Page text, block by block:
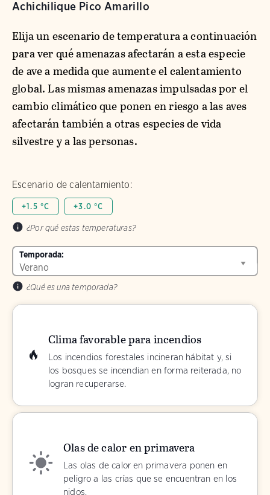
Achichilique Pico Amarillo
Elija un escenario de temperatura a continuación
para ver qué amenazas afectarán a esta especie
de ave a medida que aumente el calentamiento
global. Las mismas amenazas impulsadas por el
cambio climático que ponen en riesgo a las aves
afectarán también a otras especies de vida
silvestre y a las personas.
Escenario de calentamiento:
+1.5 °C +3.0 °C
¿Por qué estas temperaturas?
Temporada:
¿Qué es una temporada?
Clima favorable para incendios
Los incendios forestales incineran hábitat y, si
los bosques se incendian en forma reiterada, no
logran recuperarse.
Olas de calor en primavera
Las olas de calor en primavera ponen en
peligro a las crías que se encuentran en los
nidos.